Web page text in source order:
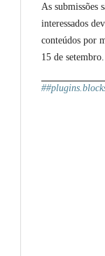
As submissões
interessados
conteúdos por
15 de setembro.